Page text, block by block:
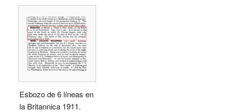
Esbozo de 6 líneas en
la Britannica 1911.